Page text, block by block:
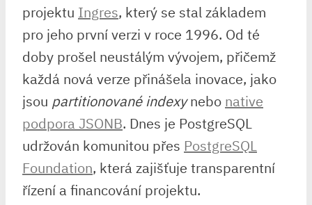
projektu Ingres, který se stal základem
pro jeho první verzi v roce 1996. Od té
doby prošel neustálým vývojem, přičemž
každá nová verze přinášela inovace, jako
jsou partitionované indexynebo native
podpora JSONB. Dnes je PostgreSQL
udržován komunitou přes PostgreSQL
Foundation, která zajišťuje transparentní
řízení a financování projektu.